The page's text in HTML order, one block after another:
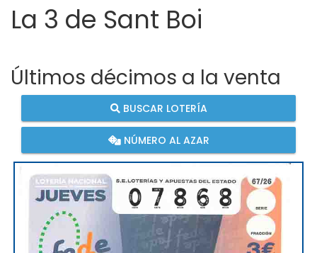
La 3 de Sant Boi
Últimos décimos a la venta
BUSCAR LOTERÍA
NÚMERO AL AZAR